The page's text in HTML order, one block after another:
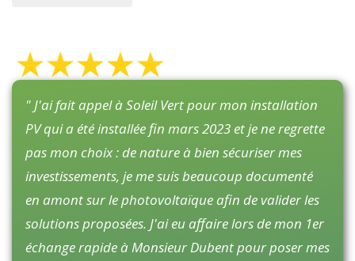
" J'ai fait appel à Soleil Vert pour mon installation
PV qui a été installée fin mars 2023 et je ne regrette
pas mon choix : de nature à bien sécuriser mes
investissements, je me suis beaucoup documenté
en amont sur le photovoltaïque afin de valider les
solutions proposées. J'ai eu affaire lors de mon 1er
échange rapide à Monsieur Dubent pour poser mes